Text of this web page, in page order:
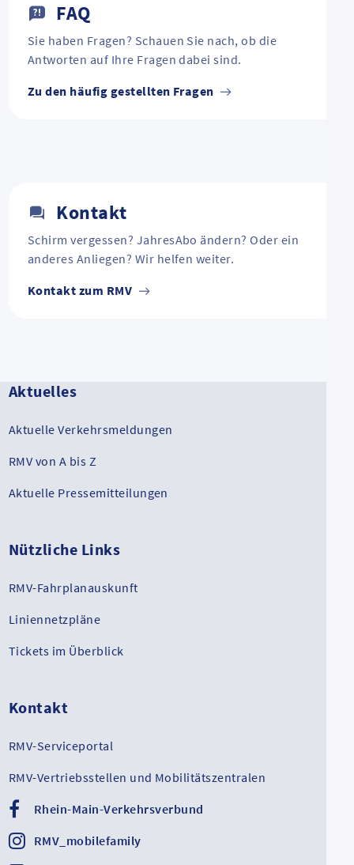
FAQ
Sie haben Fragen? Schauen Sie nach, ob die
Antworten auf Ihre Fragen dabei sind.
Zu den häufig gestellten Fragen
Kontakt
Schirm vergessen? JahresAbo ändern? Oder ein
anderes Anliegen? Wir helfen weiter.
Kontakt zum RMV
Aktuelles
Aktuelle Verkehrsmeldungen
RMV von A bis Z
Aktuelle Pressemitteilungen
Nützliche Links
RMV-Fahrplanauskunft
Liniennetzpläne
Tickets im Überblick
Kontakt
RMV-Serviceportal
RMV-Vertriebsstellen und Mobilitätszentralen
Rhein-Main-Verkehrsverbund
RMV_mobilefamily